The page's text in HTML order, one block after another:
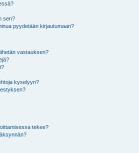
sen?
pyydetään kirjautumaan?
vastauksen?
kyselyyn?
tekee?